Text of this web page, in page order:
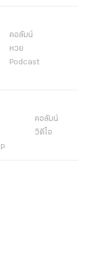
คอลัมน์
หวย
Podcast
คอลัมน์
วิดีโอ